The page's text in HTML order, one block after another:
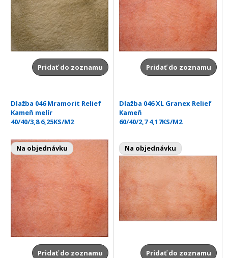
Pridať do zoznamu Pridať do zoznamu
Dlažba 046 Mramorit Relief
Kameň melír
40/40/3,8 6,25KS/M2
Na objednávku
Pridať do zoznamu
Dlažba 046 XL Granex Relief
Kameň
60/40/2,7 4,17KS/M2
Na objednávku
Pridať do zoznamu